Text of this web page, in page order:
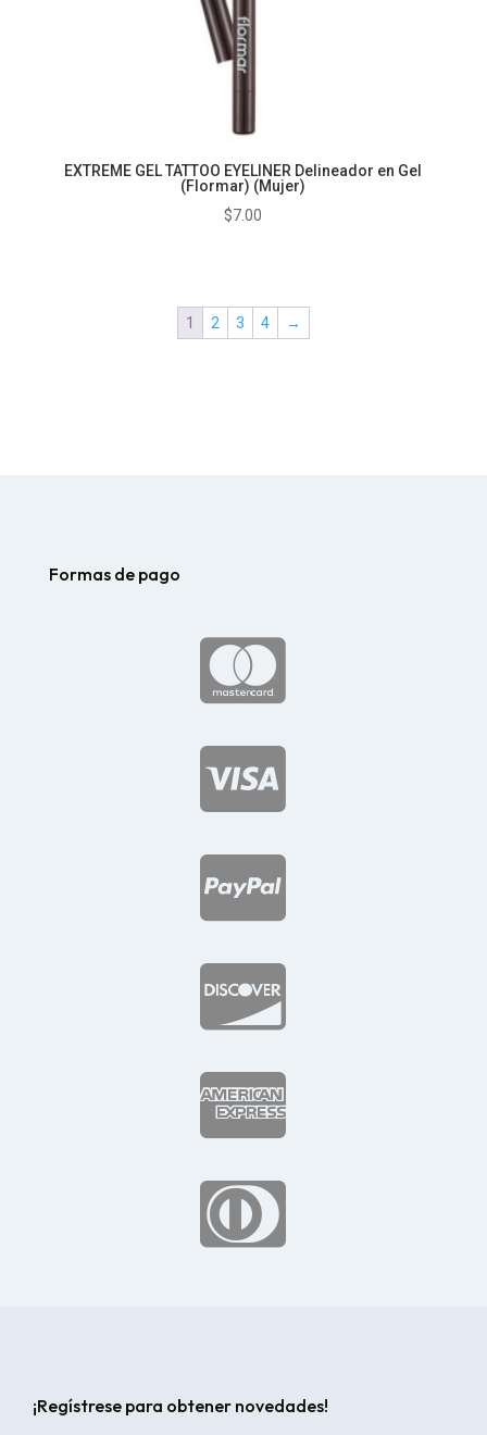
EXTREME GEL TATTOO EYELINER Delineador en Gel
(Flormar) (Mujer)
$7.00
1 2 3 4 →
Formas de pago






¡Regístrese para obtener novedades!